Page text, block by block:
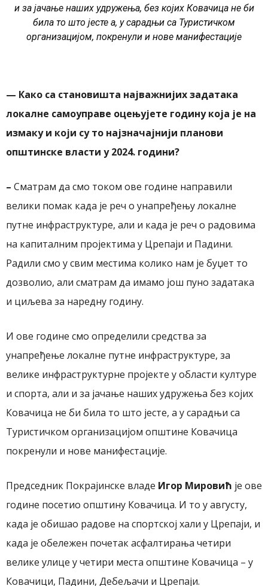
и за јачање наших удружења, без којих Ковачица не би
била то што јесте а, у сарадњи са Туристичком
организацијом, покренули и нове манифестације
— Како са становишта најважнијих задатака
локалне самоуправе оцењујете годину која је на
измаку и који су то најзначајнији планови
општинске власти у 2024. години?
– Сматрам да смо током ове године направили
велики помак када је реч о унапређењу локалне
путне инфраструктуре, али и када је реч о радовима
на капиталним пројектима у Црепаји и Падини.
Радили смо у свим местима колико нам је буџет то
дозволио, али сматрам да имамо још пуно задатака
и циљева за наредну годину.
И ове године смо определили средства за
унапређење локалне путне инфраструктуре, за
велике инфраструктурне пројекте у области културе
и спорта, али и за јачање наших удружења без којих
Ковачица не би била то што јесте, а у сарадњи са
Туристичком организацијом општине Ковачица
покренули и нове манифестације.
Председник Покрајинске владе Игор Мировић је ове
године посетио општину Ковачица. И то у августу,
када је обишао радове на спортској хали у Црепаји, и
када је обележен почетак асфалтирања четири
велике улице у четири места општине Ковачица – у
Ковачици, Падини, Дебељачи и Црепаји.